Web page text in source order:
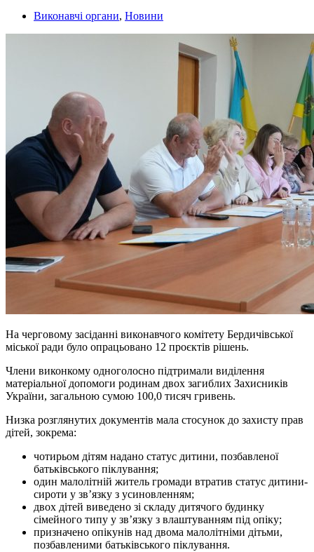
Виконавчі органи, Новини
На черговому засіданні виконавчого комітету Бердичівської
міської ради було опрацьовано 12 проєктів рішень.
Члени виконкому одноголосно підтримали виділення
матеріальної допомоги родинам двох загиблих Захисників
України, загальною сумою 100,0 тисяч гривень.
Низка розглянутих документів мала стосунок до захисту прав
дітей, зокрема:
чотирьом дітям надано статус дитини, позбавленої
батьківського піклування;
один малолітній житель громади втратив статус дитини-
сироти у зв’язку з усиновленням;
двох дітей виведено зі складу дитячого будинку
сімейного типу у зв’язку з влаштуванням під опіку;
призначено опікунів над двома малолітніми дітьми,
позбавленими батьківського піклування.